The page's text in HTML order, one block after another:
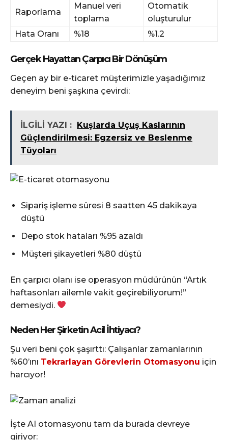
Raporlama
Manuel veri
toplama
Otomatik
oluşturulur
Hata Oranı
%18 %1.2
Gerçek Hayattan Çarpıcı Bir Dönüşüm
Geçen ay bir e-ticaret müşterimizle yaşadığımız
deneyim beni şaşkına çevirdi:
İLGİLİ YAZI : Kuşlarda Uçuş Kaslarının
Güçlendirilmesi: Egzersiz ve Beslenme
Tüyoları
Sipariş işleme süresi 8 saatten 45 dakikaya
düştü
Depo stok hataları %95 azaldı
Müşteri şikayetleri %80 düştü
En çarpıcı olanı ise operasyon müdürünün “Artık
haftasonları ailemle vakit geçirebiliyorum!”
demesiydi.
Neden Her Şirketin Acil İhtiyacı?
Şu veri beni çok şaşırttı: Çalışanlar zamanlarının
%60’ını Tekrarlayan Görevlerin Otomasyonu için
harcıyor!
İşte AI otomasyonu tam da burada devreye
giriyor: